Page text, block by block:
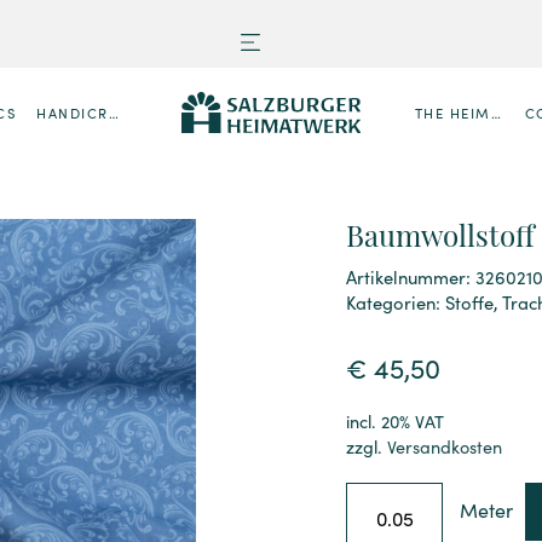
HANDICRAFTS THE HEIMATWERK
Artikelnummer:
Kategorien:Stoffe,
€ 45,50
incl. 20% VAT
zzgl.Versandkosten
Meter